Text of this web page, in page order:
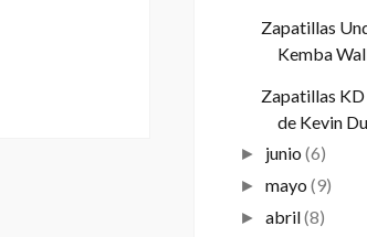
Zapatillas
Kemba
Zapatillas KD
de Kevin
► junio (6)
► mayo (9)
► abril(8)